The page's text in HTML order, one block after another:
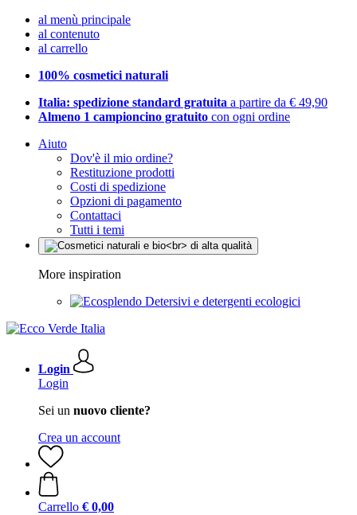
al menù principale
al contenuto
al carrello
100% cosmetici naturali
Italia: spedizione standard gratuita a partire da € 49,90
Almeno 1 campioncino gratuito con ogni ordine
Aiuto
Dov'è il mio ordine?
Restituzione prodotti
Costi di spedizione
Opzioni di pagamento
Contattaci
Tutti i temi
More inspiration
Detersivi e detergenti ecologici
Login
Login
Sei un nuovo cliente?
Crea un account
Carrello € 0,00